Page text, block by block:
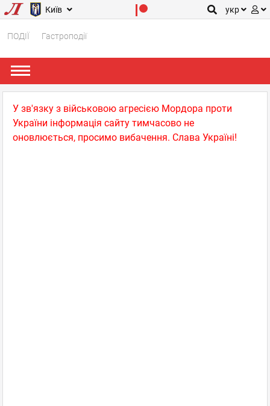
Київ укр
ПОДІЇ Гастроподії
У зв'язку з військовою агресією Мордора проти
України інформація сайту тимчасово не
оновлюється, просимо вибачення. Слава Україні!